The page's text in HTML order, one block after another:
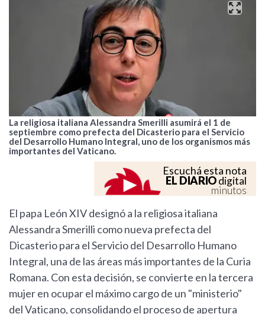
La religiosa italiana Alessandra Smerilli asumirá el 1 de
septiembre como prefecta del Dicasterio para el Servicio
del Desarrollo Humano Integral, uno de los organismos más
importantes del Vaticano.
Escuchá esta nota
EL DIARIOdigital
minutos
El papa León XIV designó a la religiosa italiana
Alessandra Smerilli como nueva prefecta del
Dicasterio para el Servicio del Desarrollo Humano
Integral, una de las áreas más importantes de la Curia
Romana. Con esta decisión, se convierte en la tercera
mujer en ocupar el máximo cargo de un "ministerio"
del Vaticano, consolidando el proceso de apertura